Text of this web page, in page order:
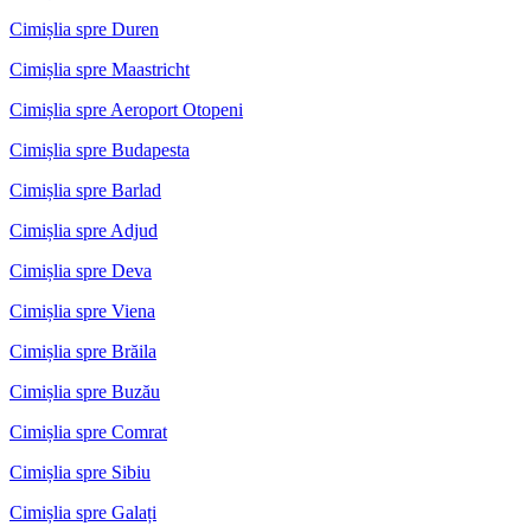
Cimișlia spre Duren
Cimișlia spre Maastricht
Cimișlia spre Aeroport Otopeni
Cimișlia spre Budapesta
Cimișlia spre Barlad
Cimișlia spre Adjud
Cimișlia spre Deva
Cimișlia spre Viena
Cimișlia spre Brăila
Cimișlia spre Buzău
Cimișlia spre Comrat
Cimișlia spre Sibiu
Cimișlia spre Galați